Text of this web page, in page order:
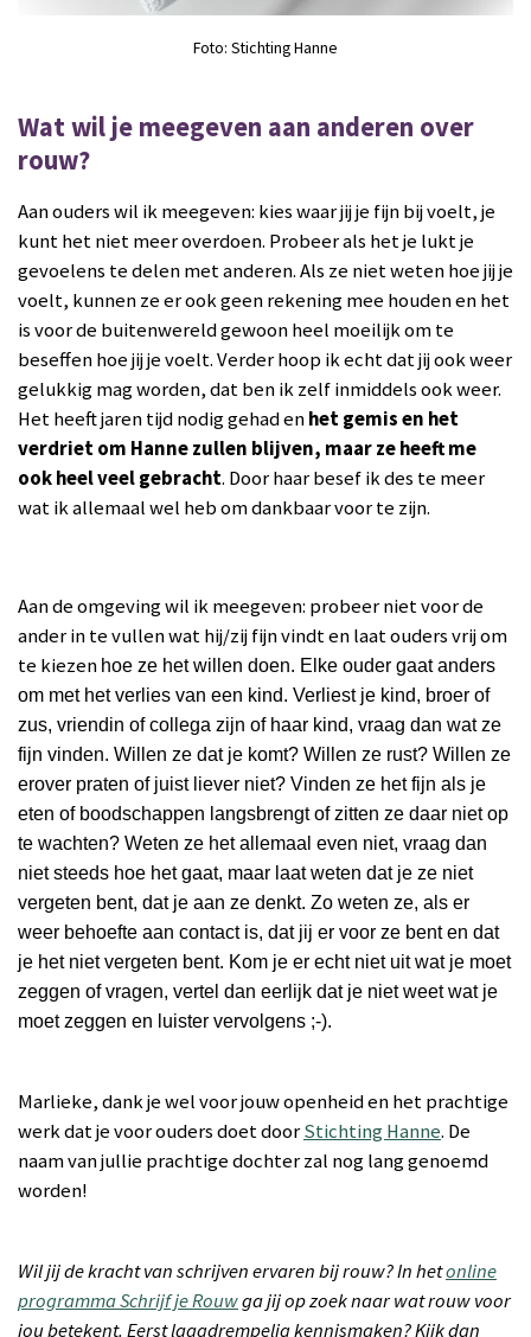
Foto: Stichting Hanne
Wat wil je meegeven aan anderen over
rouw?
Aan ouders wil ik meegeven: kies waar jij je fijn bij voelt, je
kunt het niet meer overdoen. Probeer als het je lukt je
gevoelens te delen met anderen. Als ze niet weten hoe jij je
voelt, kunnen ze er ook geen rekening mee houden en het
is voor de buitenwereld gewoon heel moeilijk om te
beseffen hoe jij je voelt.Verder hoop ik echt dat jij ook weer
gelukkig mag worden, dat ben ik zelf inmiddels ook weer.
Het heeft jaren tijd nodig gehad enhet gemis en het
verdriet om Hanne zullen blijven, maar ze heeft me
ook heel veel gebracht. Door haar besef ik des te meer
wat ik allemaal wel heb om dankbaar voor te zijn.
Aan de omgeving wil ik meegeven: probeer niet voor de
ander in te vullen wat hij/zij fijn vindt en laat ouders vrij om
te kiezen hoe ze het willen doen. Elke ouder gaat anders
om met het verlies van een kind. Verliest je kind, broer of
zus, vriendin of collega zijn of haar kind, vraag dan wat ze
fijn vinden. Willen ze dat je komt? Willen ze rust? Willen ze
erover praten of juist liever niet? Vinden ze het fijn als je
eten of boodschappen langsbrengt of zitten ze daar niet op
te wachten? Weten ze het allemaal even niet, vraag dan
niet steeds hoe het gaat, maar laat weten dat je ze niet
vergeten bent, dat je aan ze denkt. Zo weten ze, als er
weer behoefte aan contactis, dat jij er voor ze bent en dat
je het niet vergeten bent. Kom je er echt niet uit wat je moet
zeggen of vragen, vertel dan eerlijk dat je niet weet wat je
moet zeggen en luister vervolgens ;-).
Marlieke, dank je wel voor jouw openheid en het prachtige
werk dat je voor ouders doet doorStichting Hanne. De
naam van jullie prachtige dochter zal nog lang genoemd
worden!
Wil jij de kracht van schrijven ervaren bij rouw? In hetonline
programma Schrijf je Rouwga jij op zoek naar wat rouw voor
jou betekent. Eerst laagdrempelig kennismaken? Kijk dan